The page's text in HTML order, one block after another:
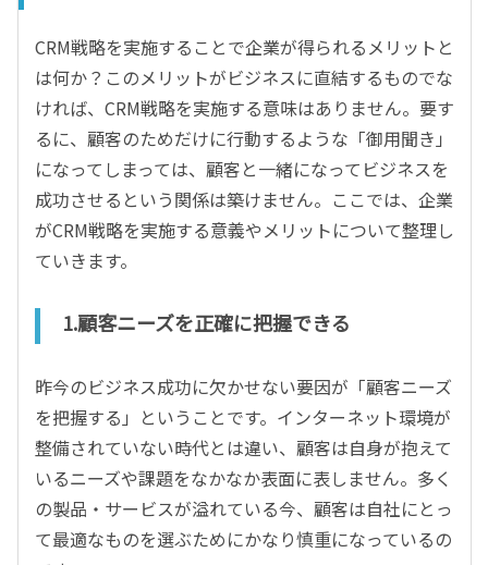
CRM戦略を実施することで企業が得られるメリットと
は何か？このメリットがビジネスに直結するものでな
ければ、CRM戦略を実施する意味はありません。要す
るに、顧客のためだけに行動するような「御用聞き」
になってしまっては、顧客と一緒になってビジネスを
成功させるという関係は築けません。ここでは、企業
がCRM戦略を実施する意義やメリットについて整理し
ていきます。
1.顧客ニーズを正確に把握できる
昨今のビジネス成功に欠かせない要因が「顧客ニーズ
を把握する」ということです。インターネット環境が
整備されていない時代とは違い、顧客は自身が抱えて
いるニーズや課題をなかなか表面に表しません。多く
の製品・サービスが溢れている今、顧客は自社にとっ
て最適なものを選ぶためにかなり慎重になっているの